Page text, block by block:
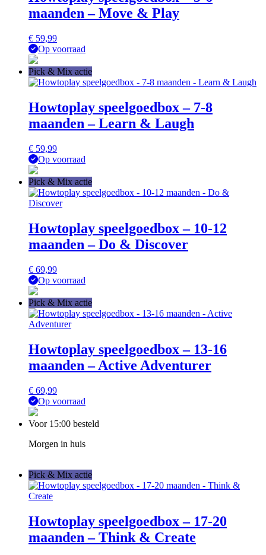
maanden – Move & Play
€ 59,99
Op voorraad
Pick & Mix actie
Howtoplay speelgoedbox – 7-8
maanden – Learn & Laugh
€ 59,99
Op voorraad
Pick & Mix actie
Howtoplay speelgoedbox – 10-12
maanden – Do & Discover
€ 69,99
Op voorraad
Pick & Mix actie
Howtoplay speelgoedbox – 13-16
maanden – Active Adventurer
€ 69,99
Op voorraad
Voor 15:00 besteld
Morgen in huis
Pick & Mix actie
Howtoplay speelgoedbox – 17-20
maanden – Think & Create